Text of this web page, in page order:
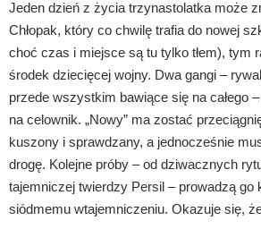
Jeden dzień z życia trzynastolatka może
Chłopak, który co chwilę trafia do nowej
choć czas i miejsce są tu tylko tłem), tym
środek dziecięcej wojny. Dwa gangi –
przede wszystkim bawiące się na całego
na celownik. „Nowy” ma zostać
kuszony i sprawdzany, a jednocześnie
drogę. Kolejne próby – od dziwacznych
tajemniczej twierdzy Persil – prowadzą go
siódmemu wtajemniczeniu. Okazuje się,